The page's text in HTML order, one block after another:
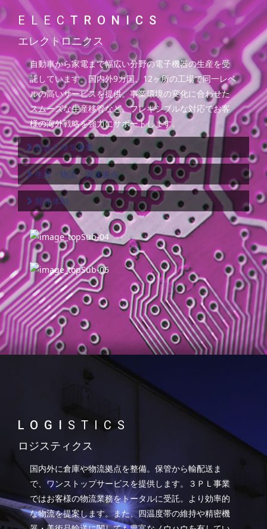
ELEC TRONICS
エレクトロニクス
自動車から家電まで幅広い分野の電子機器の生産を受
託しています。国内外9カ国、12ヶ所の工場で同一レベ
ルの高いサービスを提供。事業環境の変化に合わせた
スムーズな生産移管など、フレキシブルな対応でお客
様の海外戦略を強力にサポートします。
総合ＥＭＳ事業
生産・物流・調達拠点
開発体制
LOGI STICS
ロジスティクス
国内外に倉庫や物流拠点を整備。保管から輸配送ま
で、ワンストップサービスを提供します。３ＰＬ事業
ではお客様の物流業務をトータルに受託。より効率的
な物流を提案します。また、四温度帯の維持や精密機